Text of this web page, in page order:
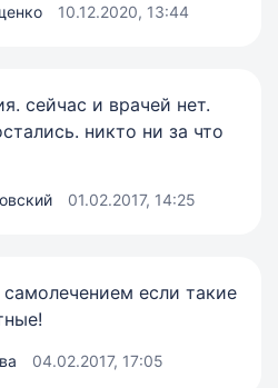
10.12.2020, 13:44
сейчас и врачей нет.
никто ни за что
01.02.2017, 14:25
если такие
04.02.2017, 17:05